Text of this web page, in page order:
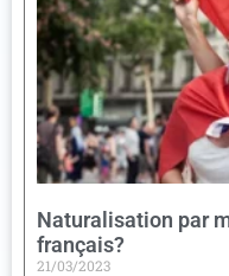
Naturalisation par
français?
21/03/2023